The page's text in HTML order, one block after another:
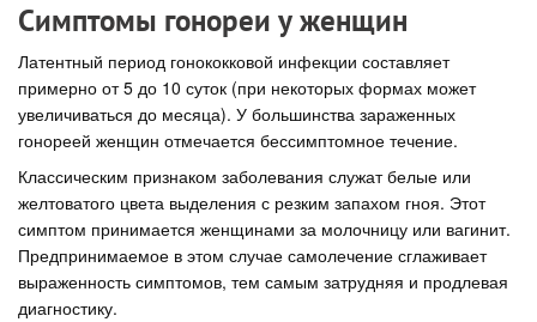
Симптомы гонореи у женщин
Латентный период гонококковой инфекции составляет
примерно от 5 до 10 суток (при некоторых формах может
увеличиваться до месяца). У большинства зараженных
гонореей женщин отмечается бессимптомное течение.
Классическим признаком заболевания служат белые или
желтоватого цвета выделения с резким запахом гноя. Этот
симптом принимается женщинами за молочницу или вагинит.
Предпринимаемое в этом случае самолечение сглаживает
выраженность симптомов, тем самым затрудняя и продлевая
диагностику.